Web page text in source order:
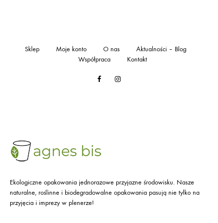
FacebookInstagram
Sklep Moje konto O nas
Aktualności – Blog
Współpraca
Kontakt
Ekologiczne opakowania jednorazowe przyjazne środowisku. Nasze
naturalne, roślinne i biodegradowalne opakowania pasują nie tylko na
przyjęcia i imprezy w plenerze!